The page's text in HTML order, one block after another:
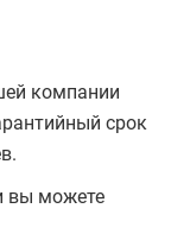
компании
срок
вы можете